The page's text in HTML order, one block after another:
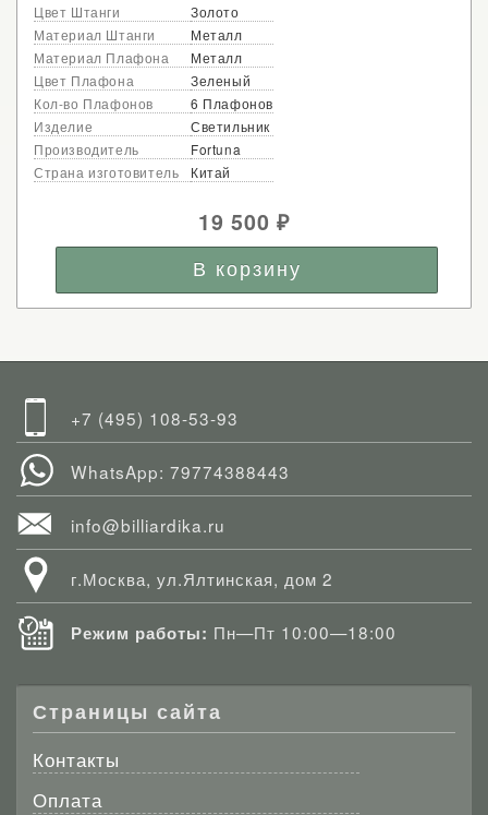
Цвет Штанги
Золото
Материал Штанги
Металл
Материал Плафона
Металл
Цвет Плафона
Зеленый
Кол-во Плафонов
6 Плафонов
Изделие
Светильник
Производитель
Fortuna
Страна изготовитель
Китай
19 500₽
+7 (495) 108-53-93
WhatsApp: 79774388443
info@billiardika.ru
г.Москва, ул.Ялтинская, дом 2
Режим работы: Пн—Пт 10:00—18:00
Страницы сайта
Контакты
Оплата